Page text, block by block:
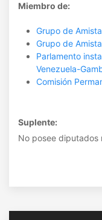
Miembro de:
Grupo de
Grupo de
Parlamento
Venezuela-
Comisión
Suplente:
No posee diputados